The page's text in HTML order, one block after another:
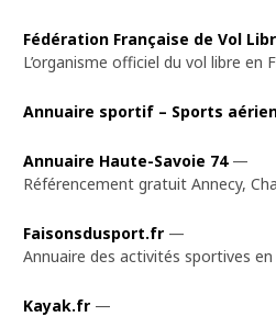
Fédération Française de Vol
L’organisme officiel du vol libre en
Annuaire sportif – Sports
Annuaire Haute-Savoie 74—
Référencement gratuit Annecy,
Faisonsdusport.fr —
Annuaire des activités sportives en
Kayak.fr —